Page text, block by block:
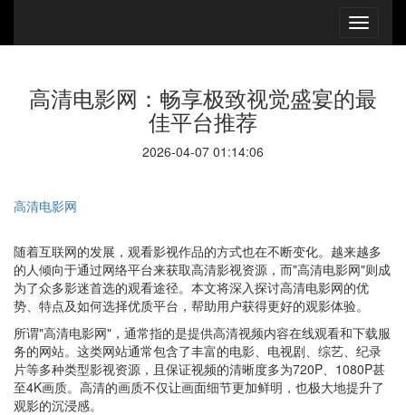
高清电影网：畅享极致视觉盛宴的最
佳平台推荐
2026-04-07 01:14:06
高清电影网
随着互联网的发展，观看影视作品的方式也在不断变化。越来越多
的人倾向于通过网络平台来获取高清影视资源，而"高清电影网"则成
为了众多影迷首选的观看途径。本文将深入探讨高清电影网的优
势、特点及如何选择优质平台，帮助用户获得更好的观影体验。
所谓"高清电影网"，通常指的是提供高清视频内容在线观看和下载服
务的网站。这类网站通常包含了丰富的电影、电视剧、综艺、纪录
片等多种类型影视资源，且保证视频的清晰度多为720P、1080P甚
至4K画质。高清的画质不仅让画面细节更加鲜明，也极大地提升了
观影的沉浸感。